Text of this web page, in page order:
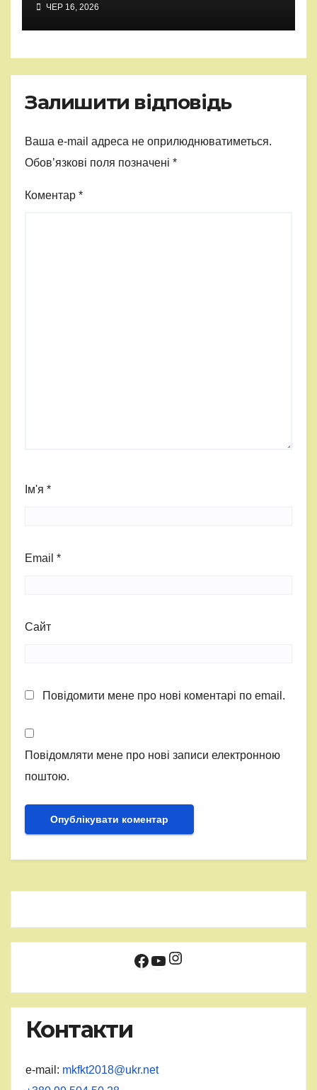
ЧЕР 16, 2026
Залишити відповідь
Ваша e-mail адреса не оприлюднюватиметься.
Обов’язкові поля позначені *
Коментар *
Ім'я *
Email *
Сайт
Повідомити мене про нові коментарі по email.
Повідомляти мене про нові записи електронною
поштою.
Facebook
YouTube
Instagram
Контакти
e-mail: mkfkt2018@ukr.net